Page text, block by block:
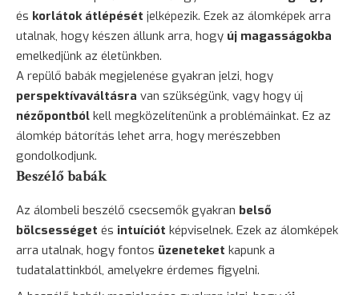
és korlátok átlépését jelképezik. Ezek az álomképek arra
utalnak, hogy készen állunk arra, hogy új magasságokba
emelkedjünk az életünkben.
A repülő babák megjelenése gyakran jelzi, hogy
perspektívaváltásra van szükségünk, vagy hogy új
nézőpontból kell megközelítenünk a problémáinkat. Ez az
álomkép bátorítás lehet arra, hogy merészebben
gondolkodjunk.
Beszélő babák
Az álombeli beszélő csecsemők gyakran belső
bölcsességet és intuíciót képviselnek. Ezek az álomképek
arra utalnak, hogy fontos üzeneteket kapunk a
tudatalattinkból, amelyekre érdemes figyelni.